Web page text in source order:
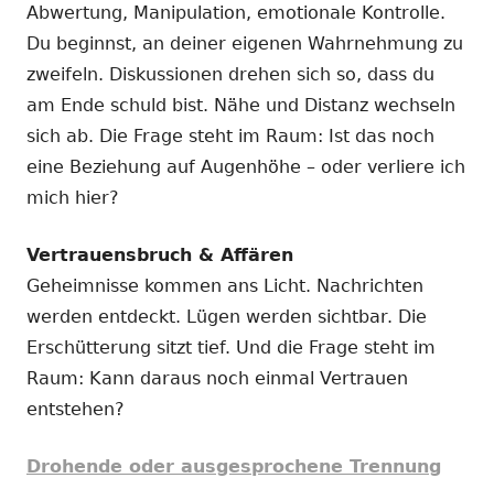
Abwertung, Manipulation, emotionale Kontrolle.
Du beginnst, an deiner eigenen Wahrnehmung zu
zweifeln. Diskussionen drehen sich so, dass du
am Ende schuld bist. Nähe und Distanz wechseln
sich ab. Die Frage steht im Raum: Ist das noch
eine Beziehung auf Augenhöhe – oder verliere ich
mich hier?
Vertrauensbruch & Affären
Geheimnisse kommen ans Licht. Nachrichten
werden entdeckt. Lügen werden sichtbar. Die
Erschütterung sitzt tief. Und die Frage steht im
Raum: Kann daraus noch einmal Vertrauen
entstehen?
Drohende oder ausgesprochene Trennung